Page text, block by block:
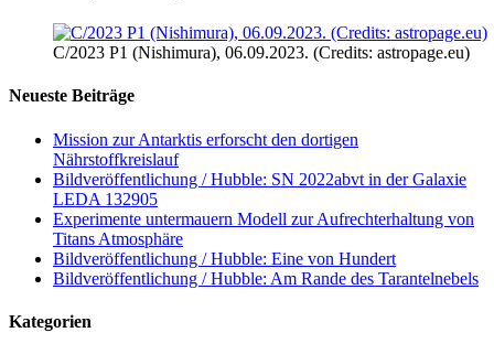
C/2023 P1 (Nishimura), 06.09.2023. (Credits: astropage.eu)
Neueste Beiträge
Mission zur Antarktis erforscht den dortigen
Nährstoffkreislauf
Bildveröffentlichung / Hubble: SN 2022abvt in der Galaxie
LEDA 132905
Experimente untermauern Modell zur Aufrechterhaltung von
Titans Atmosphäre
Bildveröffentlichung / Hubble: Eine von Hundert
Bildveröffentlichung / Hubble: Am Rande des Tarantelnebels
Kategorien